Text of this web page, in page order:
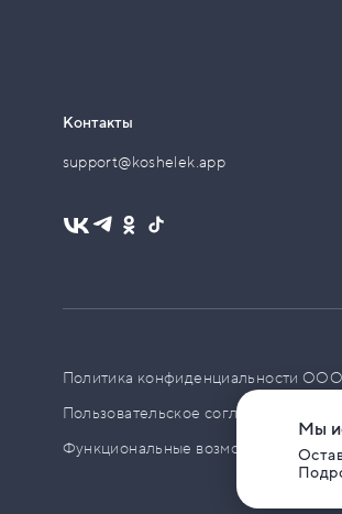
Контакты
support@koshelek.app
Политика конфиденциальности
Пользовательское соглашение
Функциональные возможности ПО
Мы